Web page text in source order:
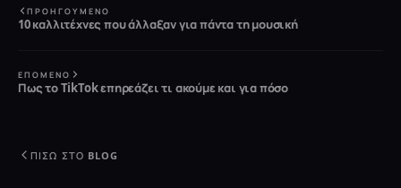
ΠΡΟΗΓΟΎΜΕΝΟ
10 καλλιτέχνες που άλλαξαν για πάντα τη μουσική
ΕΠΌΜΕΝΟ
Πως το TikTok επηρεάζει τι ακούμε και για πόσο
ΠΊΣΩ ΣΤΟ BLOG